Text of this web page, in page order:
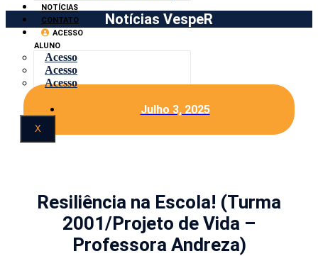
NOTÍCIAS
CONTATO
ACESSO
ALUNO
Acesso
Acesso
Acesso
X
Notícias VespeR
Julho 3, 2025
Resiliência na Escola! (Turma
2001/Projeto de Vida –
Professora Andreza)